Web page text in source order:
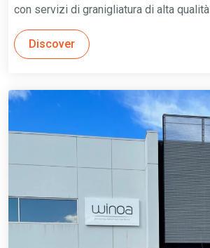
con servizi di granigliatura di alta qualità
Discover